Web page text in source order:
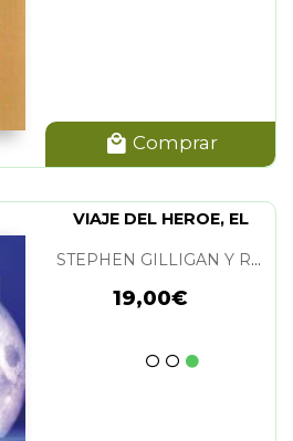
Comprar
VIAJE DEL HEROE, EL
STEPHEN GILLIGAN Y ROBERT DILTS
19,00€